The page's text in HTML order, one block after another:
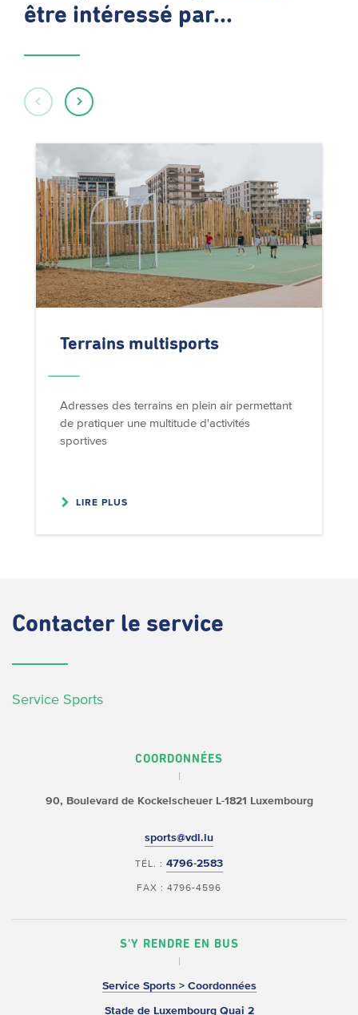
être intéressé par...
Terrains multisports
Adresses des terrains en plein air permettant
de pratiquer une multitude d'activités
sportives
LIRE PLUS
Contacter le service
Service Sports
COORDONNÉES
90, Boulevard de Kockelscheuer L-1821 Luxembourg
sports@vdl.lu
TÉL. : 4796-2583
FAX : 4796-4596
S'Y RENDRE EN BUS
Service Sports > Coordonnées
Stade de Luxembourg Quai 2